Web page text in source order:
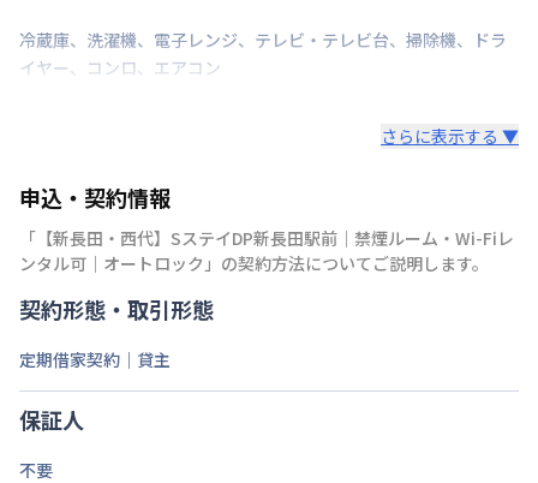
冷蔵庫、 洗濯機、 電子レンジ、 テレビ・テレビ台、 掃除機、
ドラ
イヤー、 コンロ、 エアコン
さらに表示する ▼
申込・契約情報
「 【新長田・西代】SステイDP新長田駅前｜禁煙ルーム・Wi-Fiレ
ンタル可｜オートロック 」の契約方法についてご説明します。
契約形態・取引形態
定期借家契約｜貸主
保証人
不要